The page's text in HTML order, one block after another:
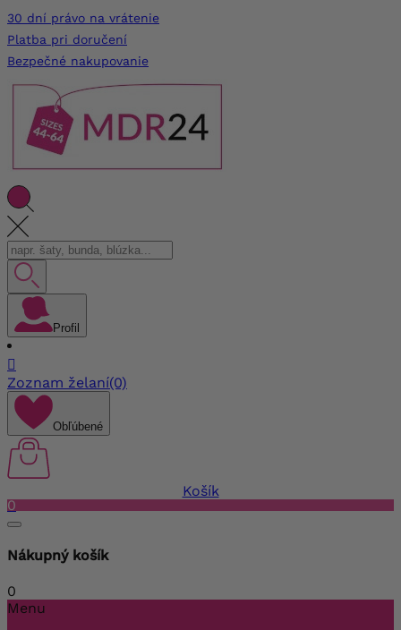
30 dní právo na vrátenie
Platba pri doručení
Bezpečné nakupovanie
Profil

Zoznam želaní(0)
Obľúbené
Košík
0
Nákupný košík
0
Menu